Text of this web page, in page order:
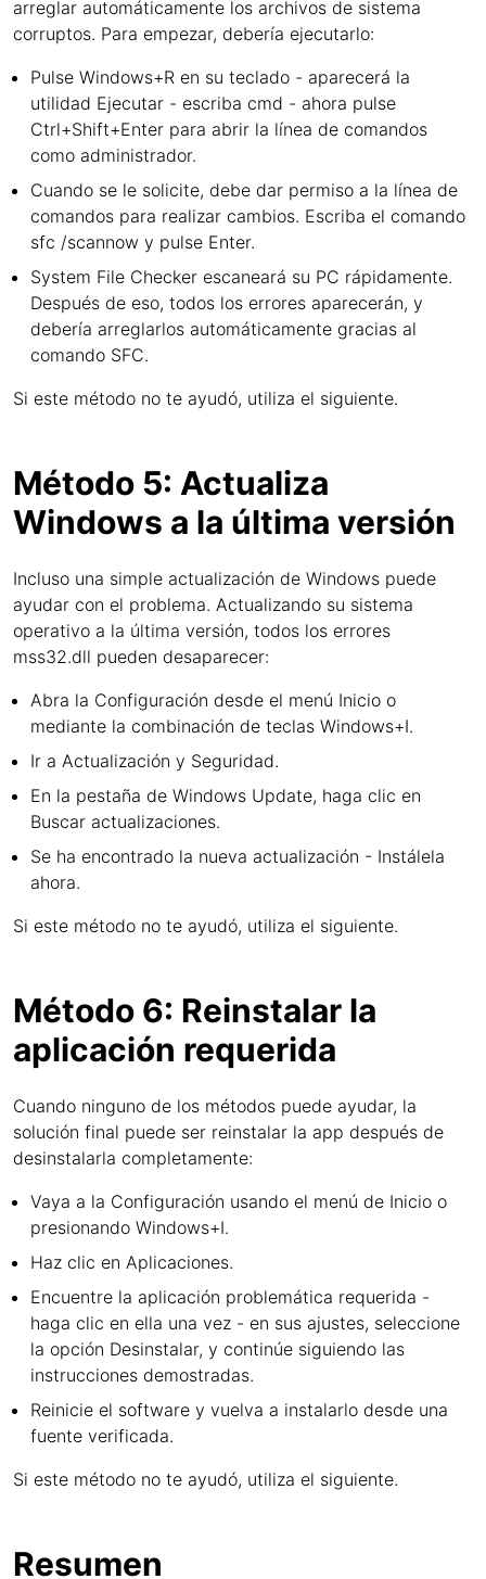
arreglar automáticamente los archivos de sistema
corruptos. Para empezar, debería ejecutarlo:
Pulse Windows+R en su teclado - aparecerá la
utilidad Ejecutar - escriba cmd - ahora pulse
Ctrl+Shift+Enter para abrir la línea de comandos
como administrador.
Cuando se le solicite, debe dar permiso a la línea de
comandos para realizar cambios. Escriba el comando
sfc /scannow y pulse Enter.
System File Checker escaneará su PC rápidamente.
Después de eso, todos los errores aparecerán, y
debería arreglarlos automáticamente gracias al
comando SFC.
Si este método no te ayudó, utiliza el siguiente.
Método 5: Actualiza
Windows a la última versión
Incluso una simple actualización de Windows puede
ayudar con el problema. Actualizando su sistema
operativo a la última versión, todos los errores
mss32.dll pueden desaparecer:
Abra la Configuración desde el menú Inicio o
mediante la combinación de teclas Windows+I.
Ir a Actualización y Seguridad.
En la pestaña de Windows Update, haga clic en
Buscar actualizaciones.
Se ha encontrado la nueva actualización - Instálela
ahora.
Si este método no te ayudó, utiliza el siguiente.
Método 6: Reinstalar la
aplicación requerida
Cuando ninguno de los métodos puede ayudar, la
solución final puede ser reinstalar la app después de
desinstalarla completamente:
Vaya a la Configuración usando el menú de Inicio o
presionando Windows+I.
Haz clic en Aplicaciones.
Encuentre la aplicación problemática requerida -
haga clic en ella una vez - en sus ajustes, seleccione
la opción Desinstalar, y continúe siguiendo las
instrucciones demostradas.
Reinicie el software y vuelva a instalarlo desde una
fuente verificada.
Si este método no te ayudó, utiliza el siguiente.
Resumen